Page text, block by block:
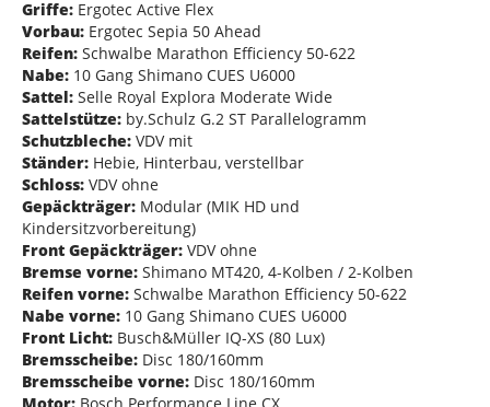
Griffe: Ergotec Active Flex
Vorbau: Ergotec Sepia 50 Ahead
Reifen: Schwalbe Marathon Efficiency 50-622
Nabe: 10 Gang Shimano CUES U6000
Sattel: Selle Royal Explora Moderate Wide
Sattelstütze: by.Schulz G.2 ST Parallelogramm
Schutzbleche: VDV mit
Ständer: Hebie, Hinterbau, verstellbar
Schloss: VDV ohne
Gepäckträger: Modular (MIK HD und
Kindersitzvorbereitung)
Front Gepäckträger: VDV ohne
Bremse vorne: Shimano MT420, 4-Kolben / 2-Kolben
Reifen vorne: Schwalbe Marathon Efficiency 50-622
Nabe vorne: 10 Gang Shimano CUES U6000
Front Licht: Busch&Müller IQ-XS (80 Lux)
Bremsscheibe: Disc 180/160mm
Bremsscheibe vorne: Disc 180/160mm